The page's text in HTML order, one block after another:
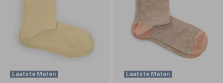
Laatste Maten Laatste Maten